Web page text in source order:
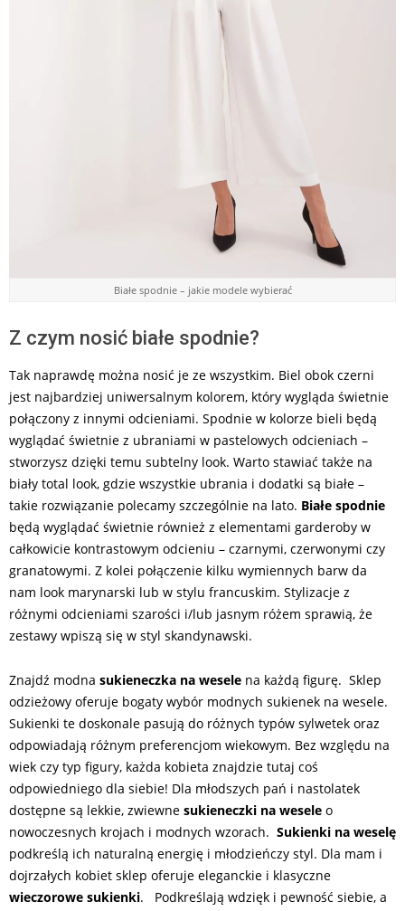
Białe spodnie – jakie modele wybierać
Z czym nosić białe spodnie?
Tak naprawdę można nosić je ze wszystkim. Biel obok czerni
jest najbardziej uniwersalnym kolorem, który wygląda świetnie
połączony z innymi odcieniami. Spodnie w kolorze bieli będą
wyglądać świetnie z ubraniami w pastelowych odcieniach –
stworzysz dzięki temu subtelny look. Warto stawiać także na
biały total look, gdzie wszystkie ubrania i dodatki są białe –
takie rozwiązanie polecamy szczególnie na lato. Białe spodnie
będą wyglądać świetnie również z elementami garderoby w
całkowicie kontrastowym odcieniu – czarnymi, czerwonymi czy
granatowymi. Z kolei połączenie kilku wymiennych barw da
nam look marynarski lub w stylu francuskim. Stylizacje z
różnymi odcieniami szarości i/lub jasnym różem sprawią, że
zestawy wpiszą się w styl skandynawski.
Znajdź modna sukieneczka na wesele na każdą figurę. Sklep
odzieżowy oferuje bogaty wybór modnych sukienek na wesele.
Sukienki te doskonale pasują do różnych typów sylwetek oraz
odpowiadają różnym preferencjom wiekowym. Bez względu na
wiek czy typ figury, każda kobieta znajdzie tutaj coś
odpowiedniego dla siebie! Dla młodszych pań i nastolatek
dostępne są lekkie, zwiewne sukieneczki na wesele o
nowoczesnych krojach i modnych wzorach. Sukienki na weselę
podkreślą ich naturalną energię i młodzieńczy styl. Dla mam i
dojrzałych kobiet sklep oferuje eleganckie i klasyczne
wieczorowe sukienki.
Podkreślają wdzięk i pewność siebie, a